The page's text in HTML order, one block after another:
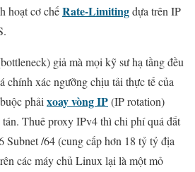
hoạt cơ chếRate-Limitingdựa trên IP
giả mà mọi kỹ sư hạ tầng đều
chính xác ngưỡng chịu tải thực tế của
phải xoay vòng IP(IP rotation)
Thuê proxy IPv4 thì chi phí quá đắt
Subnet /64 (cung cấp hơn 18 tỷ tỷ địa
các máy chủ Linux lại là một mỏ